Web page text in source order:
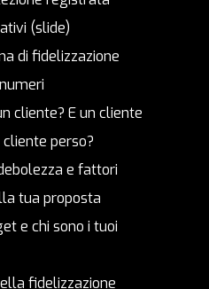
(slide)
di fidelizzazione
cliente? E un cliente
perso?
e fattori
tua proposta
e chi sono i tuoi
fidelizzazione